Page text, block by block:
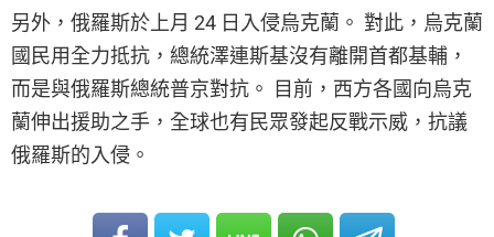
另外，俄羅斯於上月 24 日入侵烏克蘭。 對此，烏克蘭
國民用全力抵抗，總統澤連斯基沒有離開首都基輔，
而是與俄羅斯總統普京對抗。 目前，西方各國向烏克
蘭伸出援助之手，全球也有民眾發起反戰示威，抗議
俄羅斯的入侵。